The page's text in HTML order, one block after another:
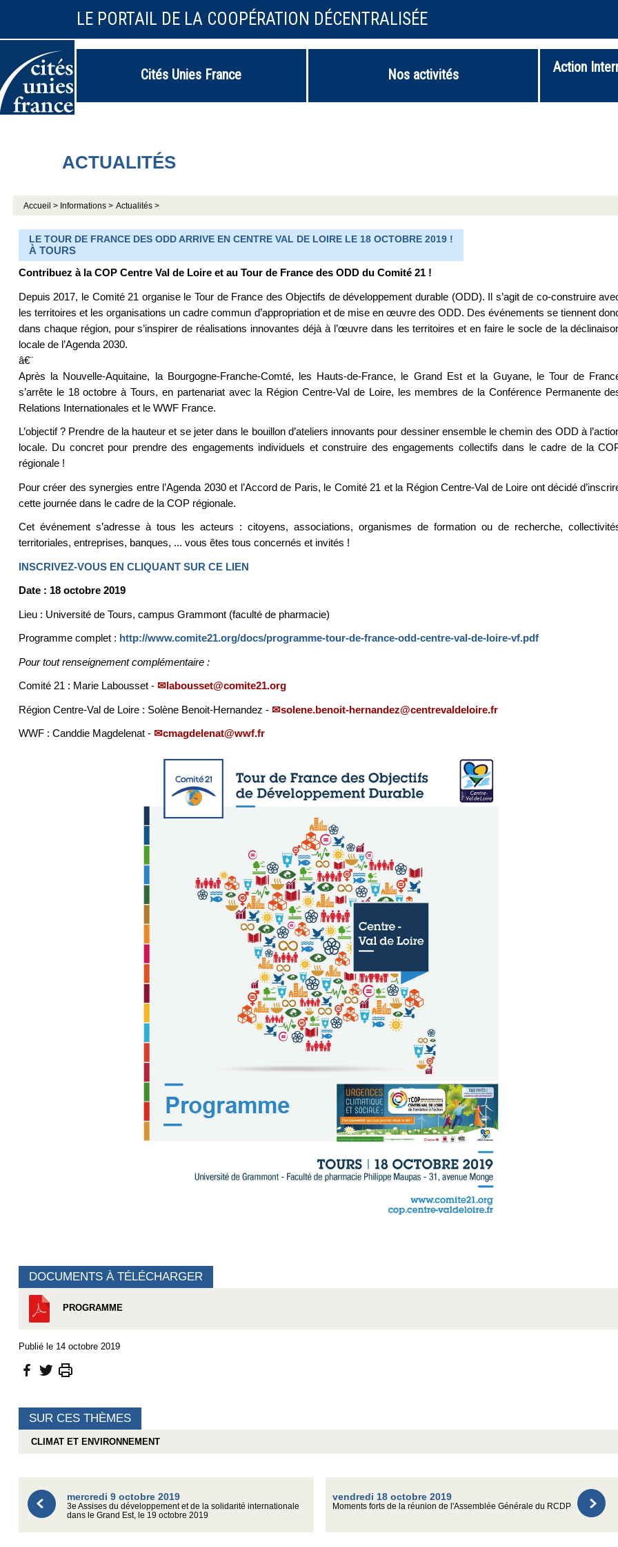
LE PORTAIL DE LA COOPÉRATION DÉCENTRALISÉE
Cités Unies France Nos activités
Action
ACTUALITÉS
Accueil > Informations > Actualités >
LE TOUR DE FRANCE DES ODD ARRIVE EN CENTRE VAL DE LOIRE LE 18 OCTOBRE 2019 !
À TOURS
Contribuez à la COP Centre Val de Loire et au Tour de France des ODD du Comité 21 !
Depuis 2017, le Comité 21 organise le Tour de France des Objectifs de développement durable (ODD). Il s’agit de co-construire
les territoires et les organisations un cadre commun d’appropriation et de mise en œuvre des ODD. Des événements se tiennent
dans chaque région, pour s’inspirer de réalisations innovantes déjà à l’œuvre dans les territoires et en faire le socle de la
locale de l’Agenda 2030.
â€¨
Après la Nouvelle-Aquitaine, la Bourgogne-Franche-Comté, les Hauts-de-France, le Grand Est et la Guyane, le Tour de
s’arrête le 18 octobre à Tours, en partenariat avec la Région Centre-Val de Loire, les membres de la Conférence Permanente
Relations Internationales et le WWF France.
L’objectif ? Prendre de la hauteur et se jeter dans le bouillon d’ateliers innovants pour dessiner ensemble le chemin des ODD à
locale. Du concret pour prendre des engagements individuels et construire des engagements collectifs dans le cadre de la
régionale !
Pour créer des synergies entre l’Agenda 2030 et l’Accord de Paris, le Comité 21 et la Région Centre-Val de Loire ont décidé
cette journée dans le cadre de la COP régionale.
Cet événement s’adresse à tous les acteurs : citoyens, associations, organismes de formation ou de recherche,
territoriales, entreprises, banques, ... vous êtes tous concernés et invités !
INSCRIVEZ-VOUS EN CLIQUANT SUR CE LIEN
Date : 18 octobre 2019
Lieu : Université de Tours, campus Grammont (faculté de pharmacie)
Programme complet : http://www.comite21.org/docs/programme-tour-de-france-odd-centre-val-de-loire-vf.pdf
Pour tout renseignement complémentaire :
Comité 21 : Marie Labousset - labousset@comite21.org
Région Centre-Val de Loire : Solène Benoit-Hernandez - solene.benoit-hernandez@centrevaldeloire.fr
WWF : Canddie Magdelenat - cmagdelenat@wwf.fr
DOCUMENTS À TÉLÉCHARGER
PROGRAMME
Publié le 14 octobre 2019
SUR CES THÈMES
CLIMAT ET ENVIRONNEMENT
mercredi 9 octobre 2019
3e Assises du développement et de la solidarité internationale
dans le Grand Est, le 19 octobre 2019
vendredi 18 octobre 2019
Moments forts de la réunion de l'Assemblée Générale du RCDP